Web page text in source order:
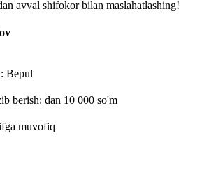
avval shifokor bilan maslahatlashing!
Bepul
berish: dan 10 000 so'm
muvofiq